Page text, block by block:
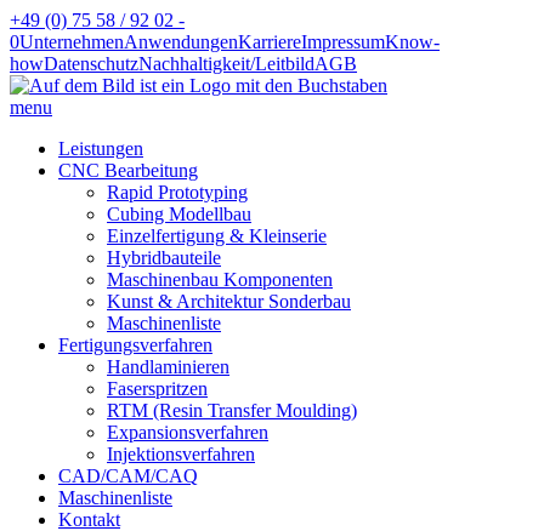
+49 (0) 75 58 / 92 02 -
0UnternehmenAnwendungenKarriereImpressumKnow-
howDatenschutzNachhaltigkeit/LeitbildAGB
menu
Leistungen
CNC Bearbeitung
Rapid Prototyping
Cubing Modellbau
Einzelfertigung & Kleinserie
Hybridbauteile
Maschinenbau Komponenten
Kunst & Architektur Sonderbau
Maschinenliste
Fertigungsverfahren
Handlaminieren
Faserspritzen
RTM (Resin Transfer Moulding)
Expansionsverfahren
Injektionsverfahren
CAD/CAM/CAQ
Maschinenliste
Kontakt